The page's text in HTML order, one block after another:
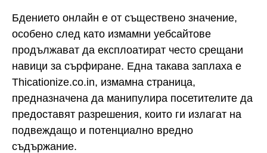
Бдението онлайн е от съществено значение,
особено след като измамни уебсайтове
продължават да експлоатират често срещани
навици за сърфиране. Една такава заплаха е
Thicationize.co.in, измамна страница,
предназначена да манипулира посетителите да
предоставят разрешения, които ги излагат на
подвеждащо и потенциално вредно
съдържание.